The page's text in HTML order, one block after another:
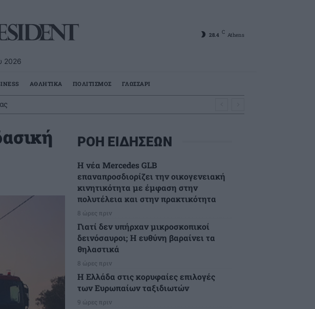
2026
28.4 C Athens
ΑΘΛΗΤΙΚΑ ΠΟΛΙΤΙΣΜΟΣ ΓΛΩΣΣΑΡΙ
ΡΟΗ ΕΙΔΗΣΕΩΝ
Η νέα Mercedes GLB
επαναπροσδιορίζει την οικογενειακή
κινητικότητα με έμφαση στην
πολυτέλεια και στην πρακτικότητα
8 ώρες πριν
Γιατί δεν υπήρχαν μικροσκοπικοί
δεινόσαυροι; Η ευθύνη βαραίνει τα
θηλαστικά
8 ώρες πριν
Η Ελλάδα στις κορυφαίες επιλογές
των Ευρωπαίων ταξιδιωτών
9 ώρες πριν